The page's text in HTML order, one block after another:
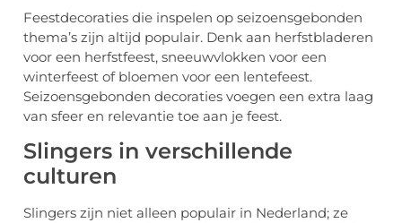
Feestdecoraties die inspelen op seizoensgebonden
thema’s zijn altijd populair. Denk aan herfstbladeren
voor een herfstfeest, sneeuwvlokken voor een
winterfeest of bloemen voor een lentefeest.
Seizoensgebonden decoraties voegen een extra laag
van sfeer en relevantie toe aan je feest.
Slingers in verschillende
culturen
Slingers zijn niet alleen populair in Nederland; ze